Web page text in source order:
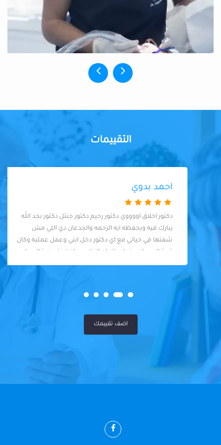
التقييمات
احمد بدوي
دكتور اخلاق اووووي دكتور رحيم دكتور جنتل دكتور بجد الله
يبارك فيه ويحفظه ايه الرحمه والجدعان دي اللي مش
شفتها في حياتي مع اي دكتور دخل ابني وعمل عمليه وكان
قمة الجدعان عند لحظه ان الفلوس كنت نقصه قالي ولا
يهمك المهم ابنك عجزت عن الشكر يادكتور وبجد ربنا يبرك
في اولاد حضرتك شكرا علي رحمتك والانسانيه الا جوه
اضف تقييمك